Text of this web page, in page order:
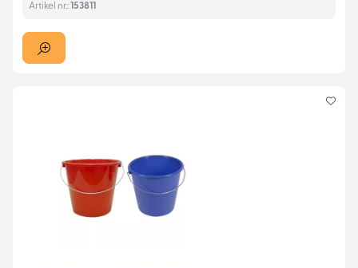
Artikel nr.:153811